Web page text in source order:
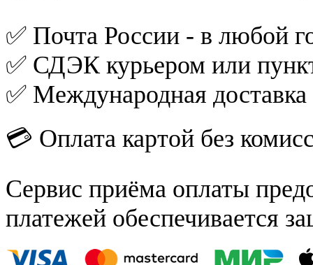
✅ Почта России - в любой
✅ СДЭК курьером или
✅ Международная
💳 Оплата картой без
Сервис приёма оплаты
платежей обеспечивается